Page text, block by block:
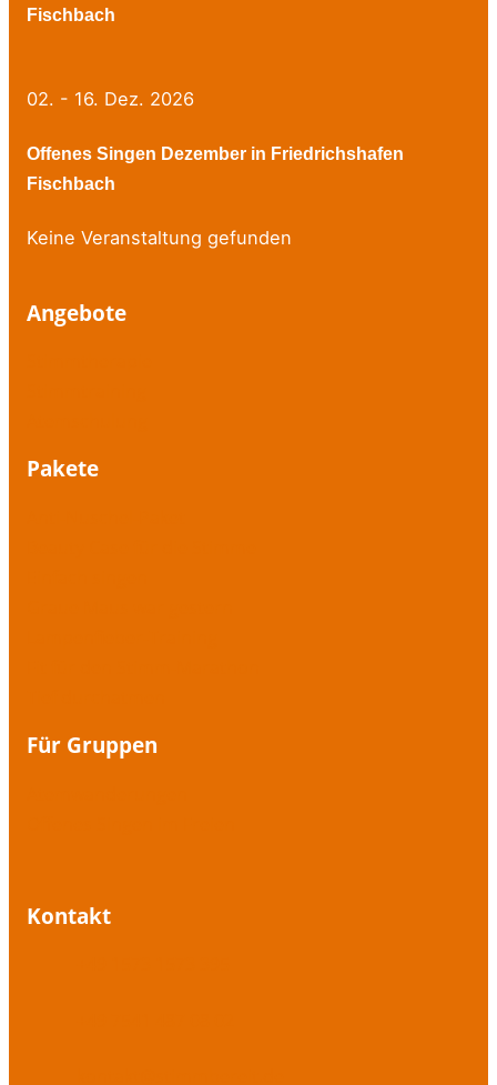
Fischbach
02. - 16. Dez. 2026
Offenes Singen Dezember in Friedrichshafen
Fischbach
Keine Veranstaltung gefunden
Angebote
Pakete
Für Gruppen
Kontakt